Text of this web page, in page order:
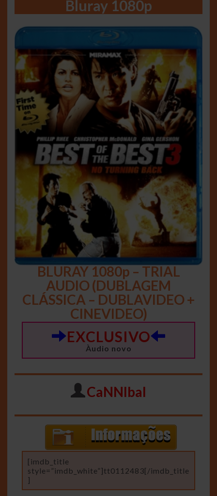
Bluray 1080p
BLURAY 1080p – TRIAL
AUDIO (DUBLAGEM
CLÁSSICA – DUBLAVIDEO +
CINEVIDEO)
EXCLUSIVO
Àudio novo
CaNNIbal
[imdb_title
style=”imdb_white”]tt0112483[/imdb_title
]